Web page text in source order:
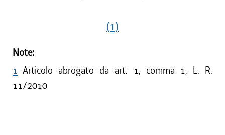
(1)
Note:
1 Articolo abrogato da art. 1, comma 1, L. R.
11/2010